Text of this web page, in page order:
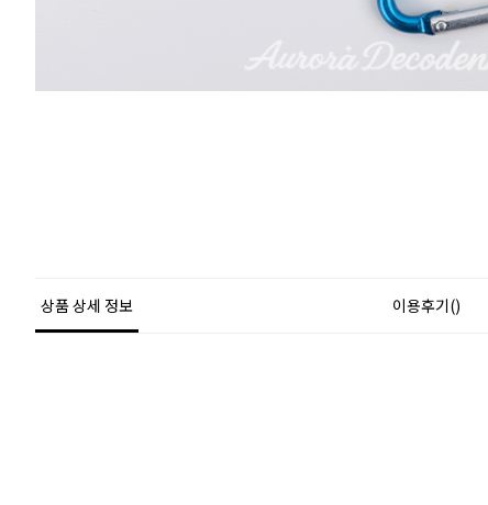
상품 상세 정보 이용후기()